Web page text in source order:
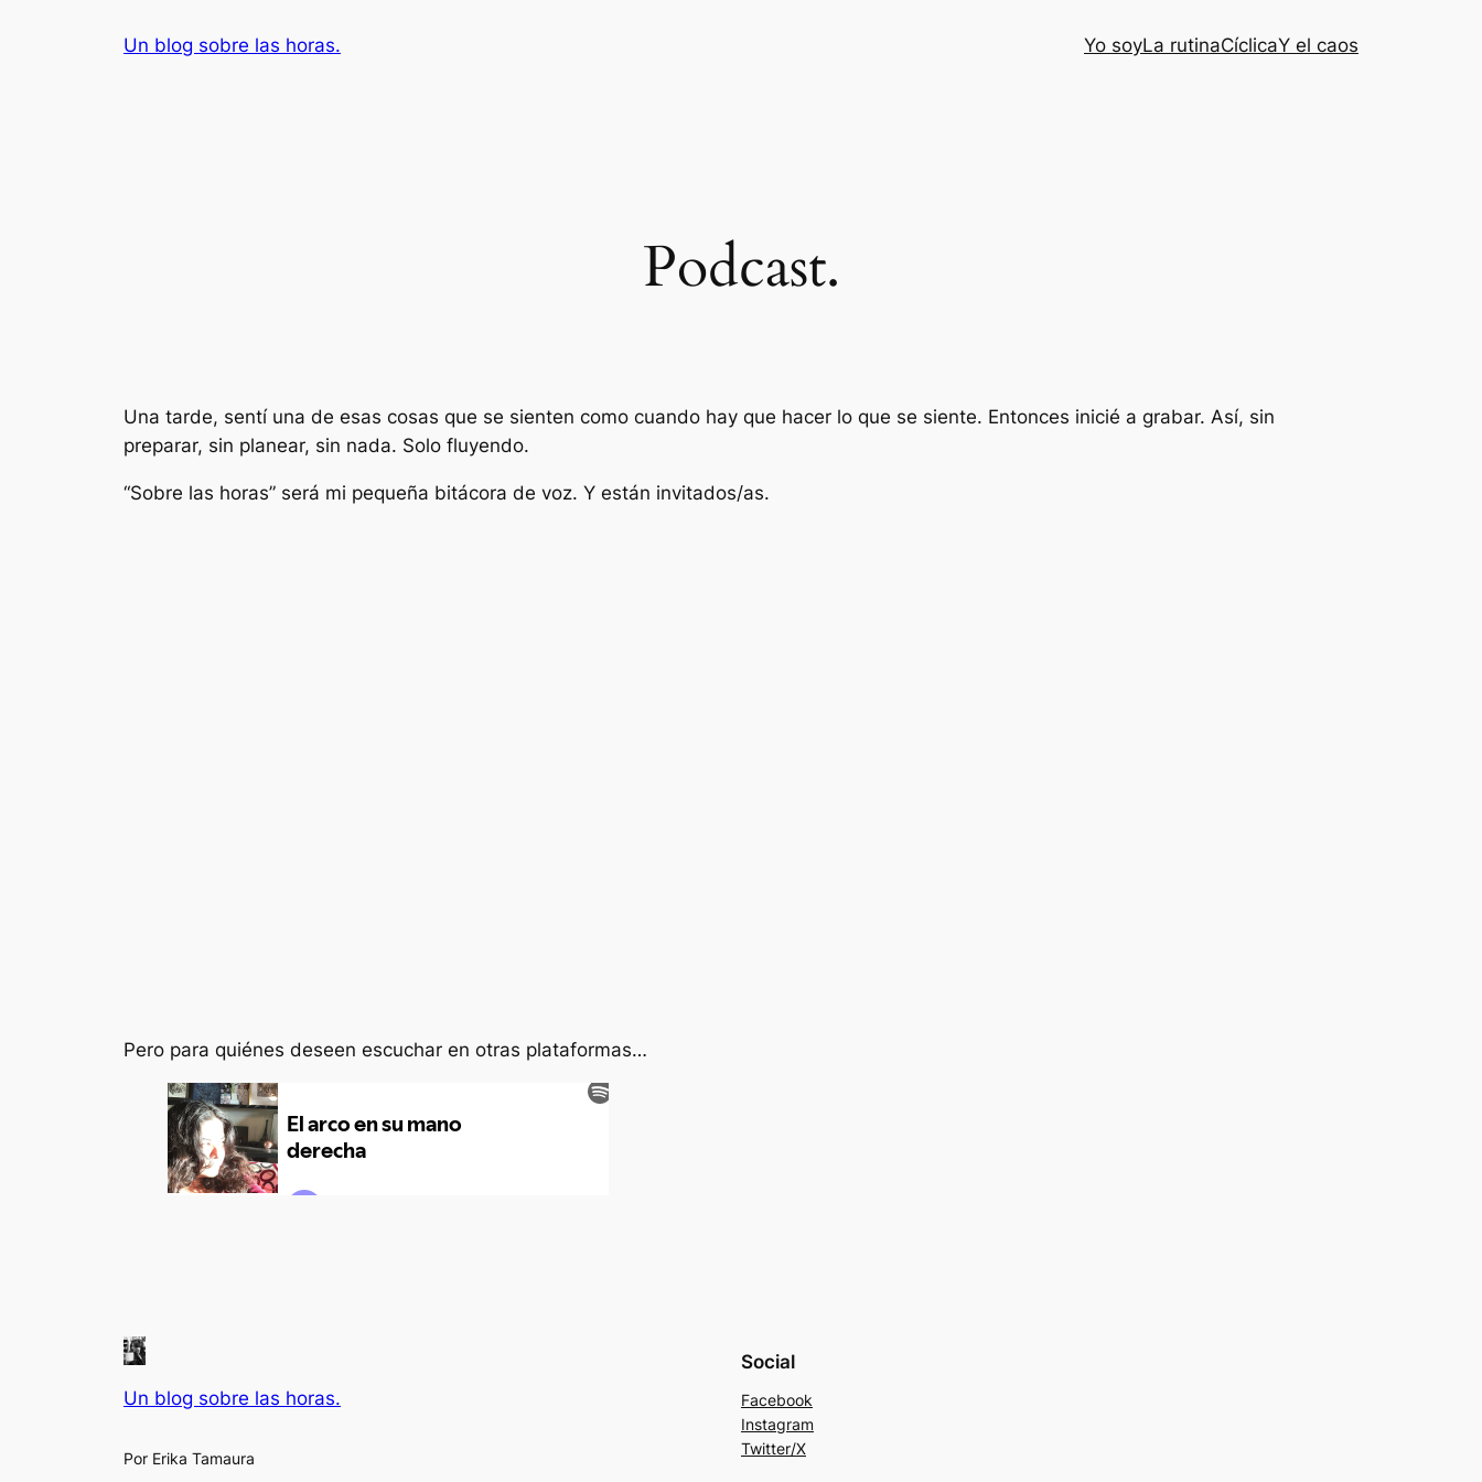
Un blog sobre las horas. Yo soyLa rutinaCíclicaY el caos
Podcast.
Una tarde, sentí una de esas cosas que se sienten como cuando hay que hacer lo que se siente. Entonces inicié a grabar. Así, sin
preparar, sin planear, sin nada. Solo fluyendo.
“Sobre las horas” será mi pequeña bitácora de voz. Y están invitados/as.
Pero para quiénes deseen escuchar en otras plataformas…
Un blog sobre las horas.
Por Erika Tamaura
Social
Facebook
Instagram
Twitter/X